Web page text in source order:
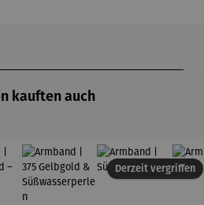
kauften auch
Derzeit vergriffen